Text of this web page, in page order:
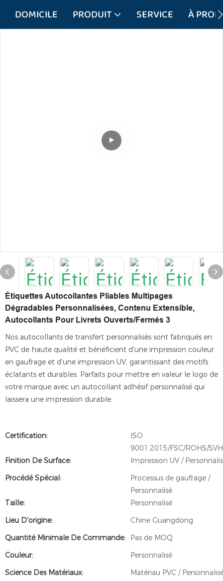
DOMICILE PRODUIT SERVICE À
Étiquettes Autocollantes Pliables Multipages
Dégradables Personnalisées, Contenu Extensible,
Autocollants Pour Livrets Ouverts/fermés 3
Nos autocollants de transfert personnalisés sont fabriqués en
PVC de haute qualité et bénéficient d'une impression couleur
en gaufrage et d'une impression UV, garantissant des motifs
éclatants et durables. Parfaits pour mettre en valeur le logo de
votre marque avec un autocollant adhésif personnalisé qui
laissera une impression durable.
Certification:
ISO
9001:2015/FSC/ROHS/
Finition De Surface:
Impression UV /
Procédé Spécial:
Processus de gaufrage /
Personnalisé
Taille:
Personnalisé
Lieu D'origine:
Chine Guangdong
Quantité Minimale De Commande:
Pas de MOQ
Couleur:
Personnalisé
Science Des Matériaux:
Matériau PVC /